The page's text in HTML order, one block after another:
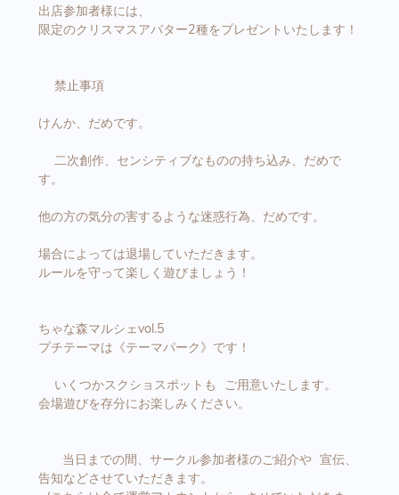
出店参加者様には、
限定のクリスマスアバター2種をプレゼントいたします！
禁止事項
けんか、だめです。
二次創作、センシティブなものの持ち込み、だめで
す。
他の方の気分の害するような迷惑行為、だめです。
場合によっては退場していただきます。
ルールを守って楽しく遊びましょう！
ちゃな森マルシェvol.5
プチテーマは《テーマパーク》です！
いくつかスクショスポットも ご用意いたします。
会場遊びを存分にお楽しみください。
当日までの間、サークル参加者様のご紹介や 宣伝、
告知などさせていただきます。